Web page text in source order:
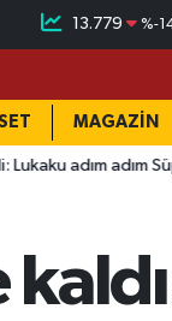
13.779 %-
MAGAZİN
Süper Lig'e